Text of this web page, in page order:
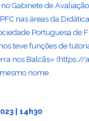
Gabinete de
nas áreas da
Portuguesa de
teve funções de
nos Balcãs»
nome.
| 14h30